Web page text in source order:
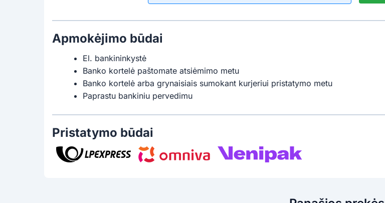
Apmokėjimo būdai
El. bankininkystė
Banko kortelė paštomate atsiėmimo metu
Banko kortelė arba grynaisiais sumokant kurjeriui pristatymo metu
Paprastu bankiniu pervedimu
Pristatymo būdai